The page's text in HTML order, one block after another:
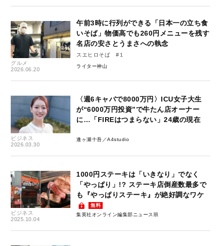
グルメ
2026.06.20
午前3時に行列ができる「日本一の立ち食
いそば」物価高でも260円メニューを残す
名店の安さとうまさへの執念
スエヒロそば #１
ライター神山
ビジネス
2026.03.30
〈週6キャバで8000万円〉ICU女子大生
が“6000万円投資”で牛たん店オーナー
に…「FIREはつまらない」24歳の現在
逢ヶ瀬十吾／A4studio
ビジネス
2025.10.04
1000円ステーキは「いきなり」でなく
「やっぱり」!? ステーキ店倒産数最多で
も『やっぱりステーキ』が絶好調なワケ
無料
集英社オンライン編集部ニュース班